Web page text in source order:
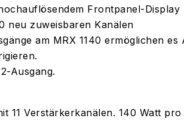
Frontpanel-Display
neu zuweisbaren Kanälen
am MRX 1140 ermöglichen
Ausgang.
11 Verstärkerkanälen. 140 Watt